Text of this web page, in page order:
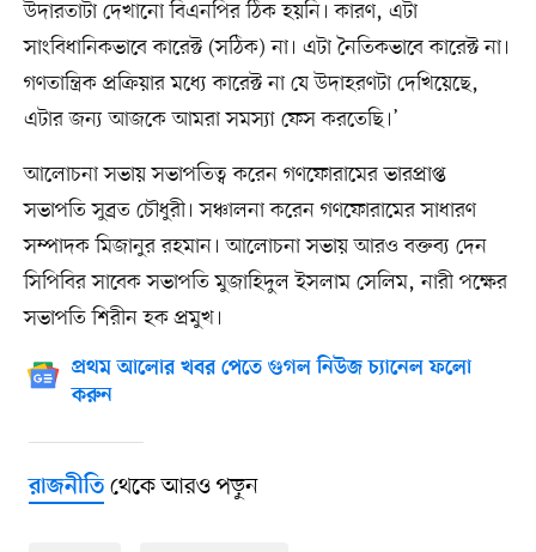
উদারতাটা দেখানো বিএনপির ঠিক হয়নি। কারণ, এটা
সাংবিধানিকভাবে কারেক্ট (সঠিক) না। এটা নৈতিকভাবে কারেক্ট না।
গণতান্ত্রিক প্রক্রিয়ার মধ্যে কারেক্ট না যে উদাহরণটা দেখিয়েছে,
এটার জন্য আজকে আমরা সমস্যা ফেস করতেছি।’
আলোচনা সভায় সভাপতিত্ব করেন গণফোরামের ভারপ্রাপ্ত
সভাপতি সুব্রত চৌধুরী। সঞ্চালনা করেন গণফোরামের সাধারণ
সম্পাদক মিজানুর রহমান। আলোচনা সভায় আরও বক্তব্য দেন
সিপিবির সাবেক সভাপতি মুজাহিদুল ইসলাম সেলিম, নারী পক্ষের
সভাপতি শিরীন হক প্রমুখ।
প্রথম আলোর খবর পেতে গুগল নিউজ চ্যানেল ফলো
করুন
রাজনীতিথেকে আরও পড়ুন